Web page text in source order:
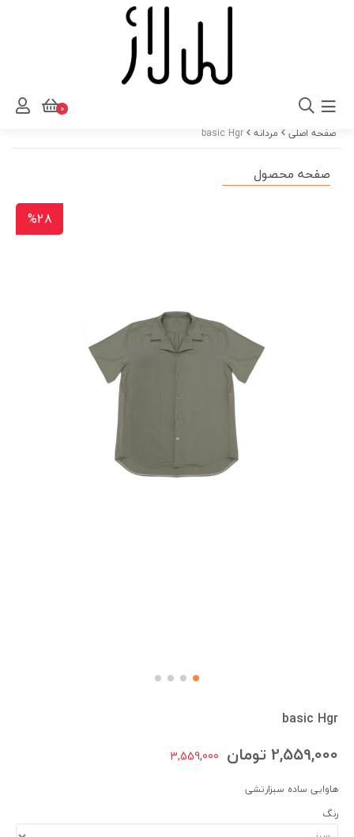
صفحه اصلی مردانه basic Hgr
صفحه محصول
%28
basic Hgr
2,559,000تومان 3,559,000
هاوایی ساده سبزارتشی
رنگ
0